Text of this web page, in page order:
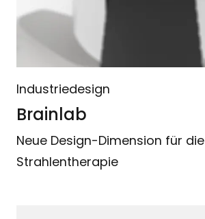
Industriedesign
Brainlab
Neue Design-Dimension für die
Strahlentherapie